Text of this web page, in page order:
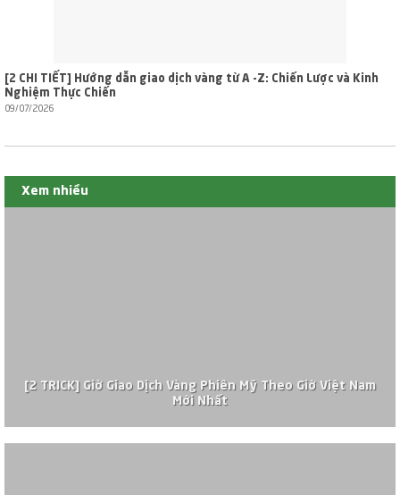
[2 CHI TIẾT] Hướng dẫn giao dịch vàng từ A -Z: Chiến Lược và Kinh
Nghiệm Thực Chiến
09/07/2026
Xem nhiều
[2 TRICK] Giờ Giao Dịch Vàng Phiên Mỹ Theo Giờ Việt Nam
Mới Nhất